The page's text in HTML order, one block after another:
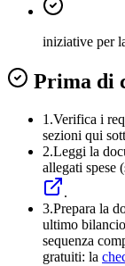
iniziative per
Prima di
1.Verifica i
sezioni qui
2.Leggi la
allegati spese
.
3.Prepara la
ultimo
sequenza
gratuiti: la